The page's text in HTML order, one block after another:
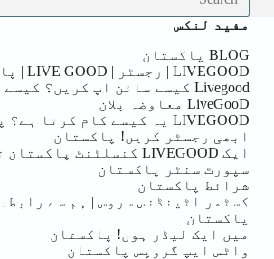
results
مفید لنکس
BLOG پاکستان
LIVEGOOD | رجسٹر | LIVE GOOD | پاکستان
Livegood کیسے سائن اپ کریں؟ کیسے شامل ہوں؟
LiveGooD معاوضہ پلان
LIVEGOOD یہ کیسے کام کرتا ہے؟ پاکستان
ابھی رجسٹر کریں! پاکستان
ایک LIVEGOOD کنسلٹنٹ پاکستان تلاش کریں۔
سپورٹ سنٹر پاکستان
شرائط پاکستان
کسٹمر اٹینڈنس سروس | ہم سے
پاکستان
میں ایک لیڈر ہوں! پاکستان
واٹس ایپ گروپس پاکستان